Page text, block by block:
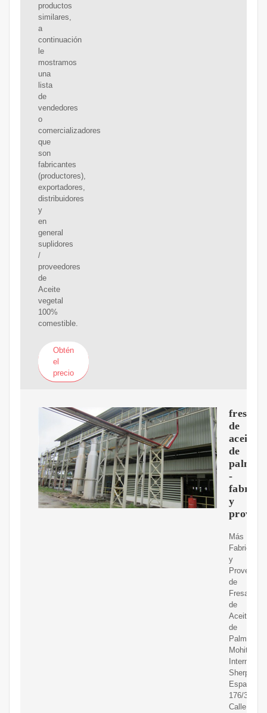
productos
similares,
a
continuación
le
mostramos
una
lista
de
vendedores
o
comercializadores
que
son
fabricantes
(productores),
exportadores,
distribuidores
y
en
general
suplidores
/
proveedores
de
Aceite
vegetal
100%
comestible.
Obtén
el
precio
de
aceite
de
palma
-
y
Más
y
de
Fresadoras
de
Aceite
de
Palma
Mohit
Sherpur,
España
176/3,
Calle